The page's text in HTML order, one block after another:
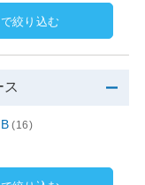
絞り込む
(16)